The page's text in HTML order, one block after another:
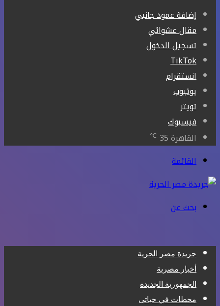
إضافة عمود جانبي
مقال عشوائي
تسجيل الدخول
‫TikTok
انستقرام
يوتيوب
تويتر
فيسبوك
القاهرة35
℃
القائمة
بحث عن
جريدة مصر الحرية
أخبار مصرية
الجمهورية الجديدة
محطات في حياتى